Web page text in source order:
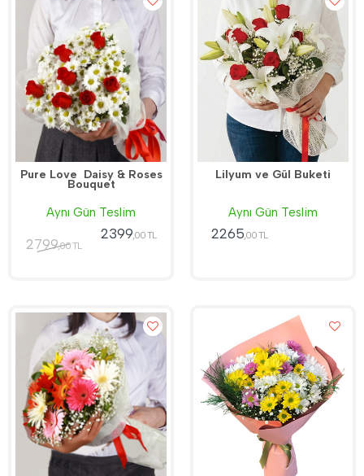
Pure Love  Daisy & Roses
Bouquet
Aynı Gün Teslim
2799,00 TL
2399,00 TL
Lilyum ve Gül Buketi
Aynı Gün Teslim
2265,00 TL